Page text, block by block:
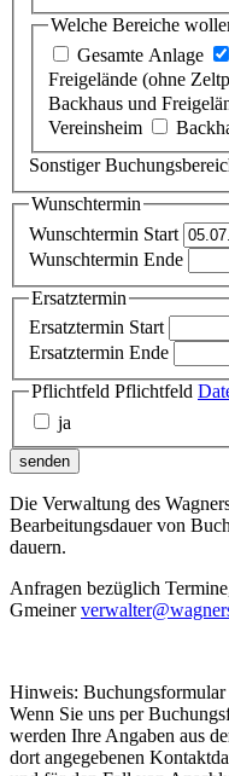
Welche Bereiche
Gesamte Anlage
Freigelände (ohne
Backhaus und
Vereinsheim
Sonstiger
Wunschtermin
Wunschtermin Start
Wunschtermin Ende
Ersatztermin
Ersatztermin Start
Ersatztermin Ende
Pflichtfeld Pflichtfeld
ja
senden
Die Verwaltung des
Bearbeitungsdauer von
dauern.
Anfragen bezüglich
Gmeiner
Hinweis: Buchungsformular
Wenn Sie uns per
werden Ihre Angaben aus
dort angegebenen